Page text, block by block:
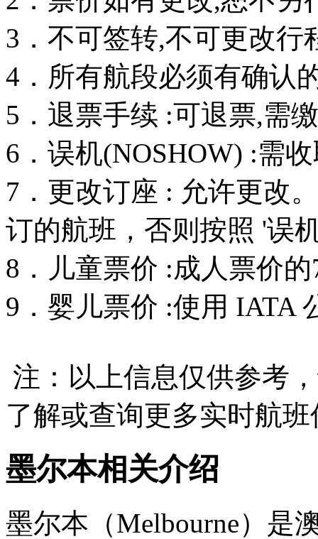
3．不可签转,不可更改行
4．所有航段必须有确认
5．退票手续 :可退票,需
6．误机(NOSHOW) :需
7．更改订座 : 允许更改
订的航班，否则按照 '误
8．儿童票价 :成人票价的
9．婴儿票价 :使用 IATA
注：以上信息仅供参考
了解或查询更多实时航
墨尔本相关介绍
墨尔本（Melbourne）是